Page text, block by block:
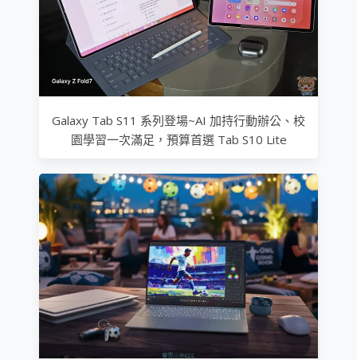
Galaxy Tab S11 系列登場~AI 加持行動辦公、校
園學習一次滿足，預算首選 Tab S10 Lite